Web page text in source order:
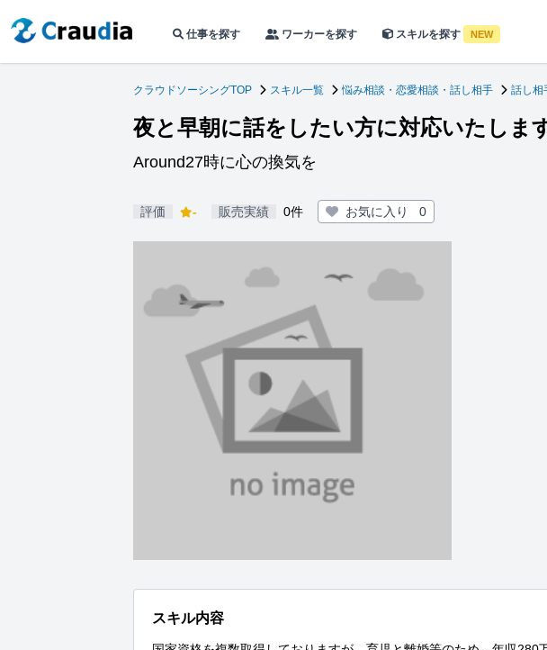
仕事を探す ワーカーを探す スキルを探す NEW
クラウドソーシングTOP スキル一覧 悩み相談・恋愛相談・話し相手 話し相
夜と早朝に話をしたい方に対応いたしま
Around27時に心の換気を
評価 - 販売実績 0件 お気に入り 0
スキル内容